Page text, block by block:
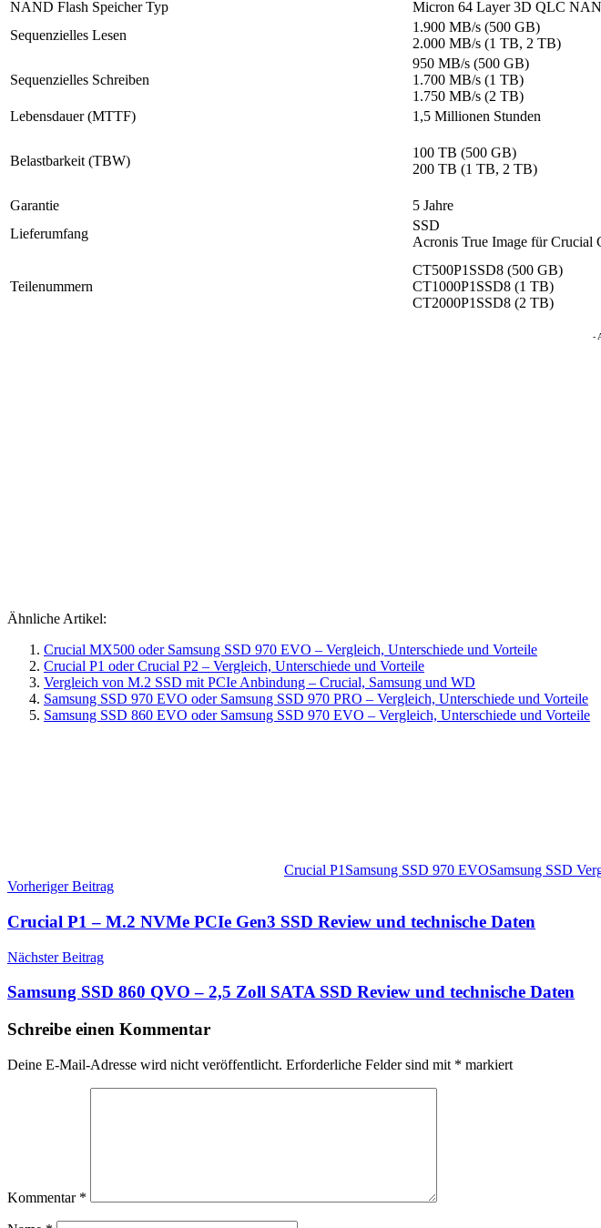
NAND Flash Speicher Typ
Micron 64 Layer 3D QLC
Sequenzielles Lesen
1.900 MB/s (500 GB)
2.000 MB/s (1 TB, 2 TB)
Sequenzielles Schreiben
950 MB/s (500 GB)
1.700 MB/s (1 TB)
1.750 MB/s (2 TB)
Lebensdauer (MTTF)
1,5 Millionen Stunden
Belastbarkeit (TBW)
100 TB (500 GB)
200 TB (1 TB, 2 TB)
Garantie
5 Jahre
Lieferumfang
SSD
Acronis True Image für Crucial
Teilenummern
CT500P1SSD8 (500 GB)
CT1000P1SSD8 (1 TB)
CT2000P1SSD8 (2 TB)
-
Ähnliche Artikel:
Crucial MX500 oder Samsung SSD 970 EVO – Vergleich, Unterschiede und Vorteile
Crucial P1 oder Crucial P2 – Vergleich, Unterschiede und Vorteile
Vergleich von M.2 SSD mit PCIe Anbindung – Crucial, Samsung und WD
Samsung SSD 970 EVO oder Samsung SSD 970 PRO – Vergleich, Unterschiede und Vorteile
Samsung SSD 860 EVO oder Samsung SSD 970 EVO – Vergleich, Unterschiede und Vorteile
Crucial P1 Samsung SSD 970 EVOSamsung SSD
Beitragsnavigation
Vorheriger Beitrag
Crucial P1 – M.2 NVMe PCIe Gen3 SSD Review und technische Daten
Nächster Beitrag
Samsung SSD 860 QVO – 2,5 Zoll SATA SSD Review und technische Daten
Schreibe einen Kommentar
Deine E-Mail-Adresse wird nicht veröffentlicht. Erforderliche Felder sind mit * markiert
Kommentar *